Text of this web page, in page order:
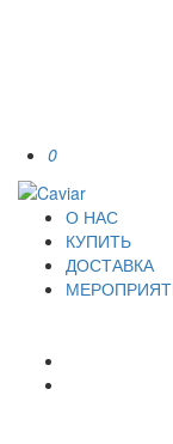
0
О НАС
КУПИТЬ
ДОСТАВКА